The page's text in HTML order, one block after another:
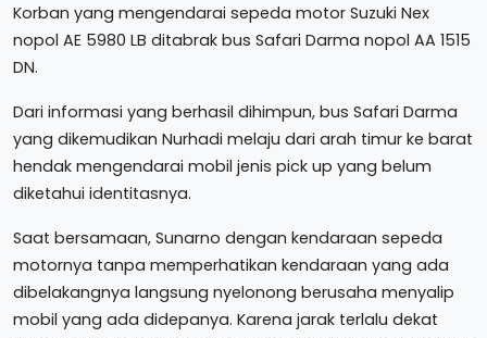
Korban yang mengendarai sepeda motor Suzuki Nex
nopol AE 5980 LB ditabrak bus Safari Darma nopol AA 1515
DN.
Dari informasi yang berhasil dihimpun, bus Safari Darma
yang dikemudikan Nurhadi melaju dari arah timur ke barat
hendak mengendarai mobil jenis pick up yang belum
diketahui identitasnya.
Saat bersamaan, Sunarno dengan kendaraan sepeda
motornya tanpa memperhatikan kendaraan yang ada
dibelakangnya langsung nyelonong berusaha menyalip
mobil yang ada didepanya. Karena jarak terlalu dekat